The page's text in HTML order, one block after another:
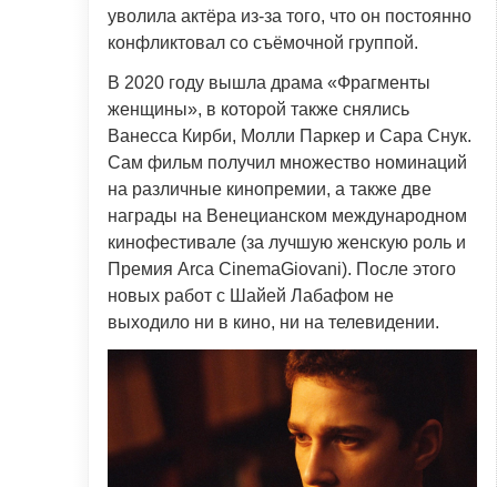
уволила актёра из-за того, что он постоянно
конфликтовал со съёмочной группой.
В 2020 году вышла драма «Фрагменты
женщины», в которой также снялись
Ванесса Кирби, Молли Паркер и Сара Снук.
Сам фильм получил множество номинаций
на различные кинопремии, а также две
награды на Венецианском международном
кинофестивале (за лучшую женскую роль и
Премия Arca CinemaGiovani). После этого
новых работ с Шайей Лабафом не
выходило ни в кино, ни на телевидении.